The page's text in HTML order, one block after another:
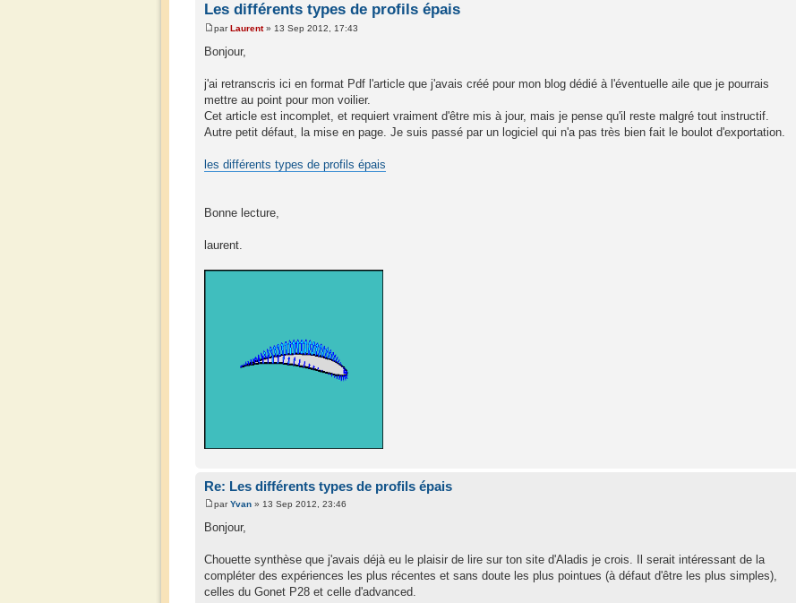
Les différents types de profils épais
parLaurent» 13 Sep 2012, 17:43
Bonjour,
j'ai retranscris ici en format Pdf l'article que j'avais créé pour mon blog dédié à l'éventuelle aile que je pourrais
mettre au point pour mon voilier.
Cet article est incomplet, et requiert vraiment d'être mis à jour, mais je pense qu'il reste malgré tout instructif.
Autre petit défaut, la mise en page. Je suis passé par un logiciel qui n'a pas très bien fait le boulot d'exportation.
les différents types de profils épais
Bonne lecture,
laurent.
Re: Les différents types de profils épais
parYvan » 13 Sep 2012, 23:46
Bonjour,
Chouette synthèse que j'avais déjà eu le plaisir de lire sur ton site d'Aladis je crois. Il serait intéressant de la
compléter des expériences les plus récentes et sans doute les plus pointues (à défaut d'être les plus simples),
celles du Gonet P28 et celle d'advanced.